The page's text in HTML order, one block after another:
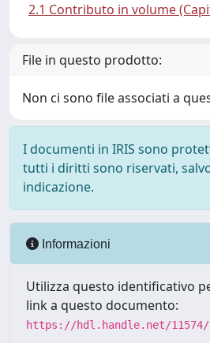
2.1 Contributo in volume
File in questo prodotto:
Non ci sono file associati a
I documenti in IRIS sono
tutti i diritti sono riservati,
indicazione.
Informazioni
Utilizza questo identificativo
link a questo documento:
https://hdl.handle.net/11574/